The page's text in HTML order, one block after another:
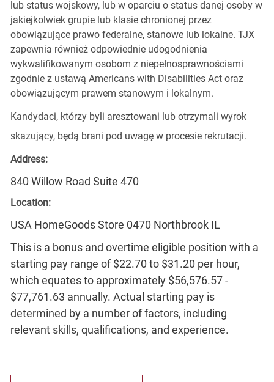
lub status wojskowy, lub w oparciu o status danej osoby w
jakiejkolwiek grupie lub klasie chronionej przez
obowiązujące prawo federalne, stanowe lub lokalne. TJX
zapewnia również odpowiednie udogodnienia
wykwalifikowanym osobom z niepełnosprawnościami
zgodnie z ustawą Americans with Disabilities Act oraz
obowiązującym prawem stanowym i lokalnym.
Kandydaci, którzy byli aresztowani lub otrzymali wyrok
skazujący, będą brani pod uwagę w procesie rekrutacji.
Address:
840 Willow Road Suite 470
Location:
USA HomeGoods Store 0470 Northbrook IL
This is a bonus and overtime eligible position with a
starting pay range of $22.70 to $31.20 per hour,
which equates to approximately $56,576.57 -
$77,761.63 annually. Actual starting pay is
determined by a number of factors, including
relevant skills, qualifications, and experience.